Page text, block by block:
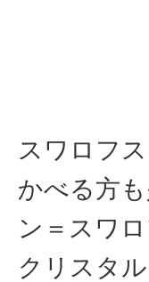
スワロフ
かべる方
ン＝スワ
クリスタ